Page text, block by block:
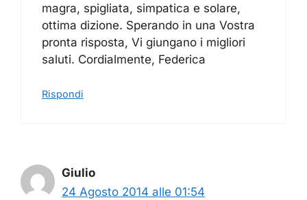
magra, spigliata, simpatica e solare,
ottima dizione. Sperando in una Vostra
pronta risposta, Vi giungano i migliori
saluti. Cordialmente, Federica
Rispondi
Giulio
24 Agosto 2014 alle 01:54